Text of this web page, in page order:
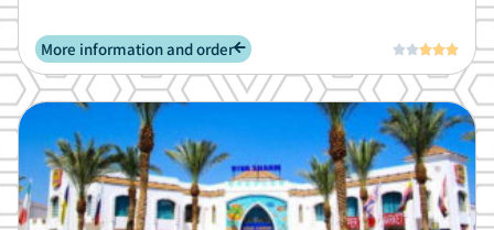





More information and order